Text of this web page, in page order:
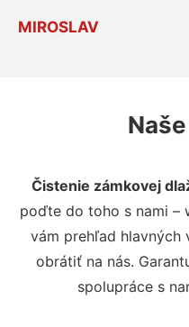
MIROSLAV
Čistenie zámkovej
poďte do toho s nami –
vám prehľad hlavných
obrátiť na nás.
spolupráce s